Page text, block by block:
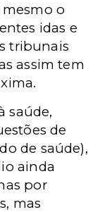
o
idas e
tribunais
assim tem
saúde,
de
de saúde),
ainda
por
mas